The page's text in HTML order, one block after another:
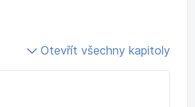
Otevřít všechny kapitoly